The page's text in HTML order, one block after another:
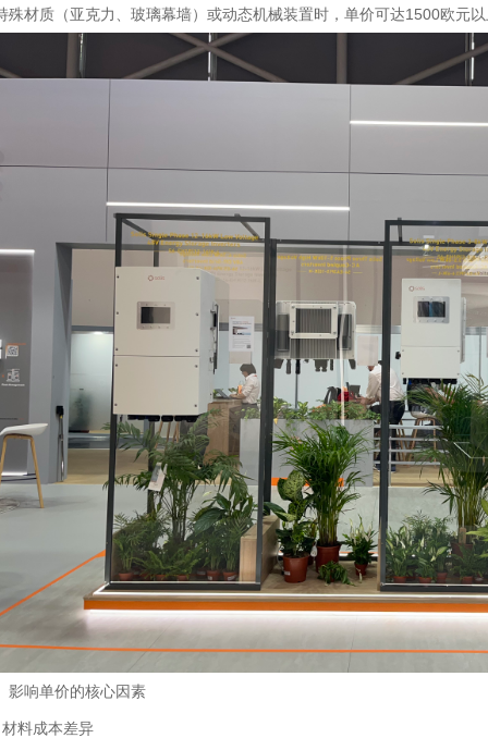
殊材质（亚克力、玻璃幕墙）或动态机械装置时，单价可达1500欧元
影响单价的核心因素
料成本差异‌